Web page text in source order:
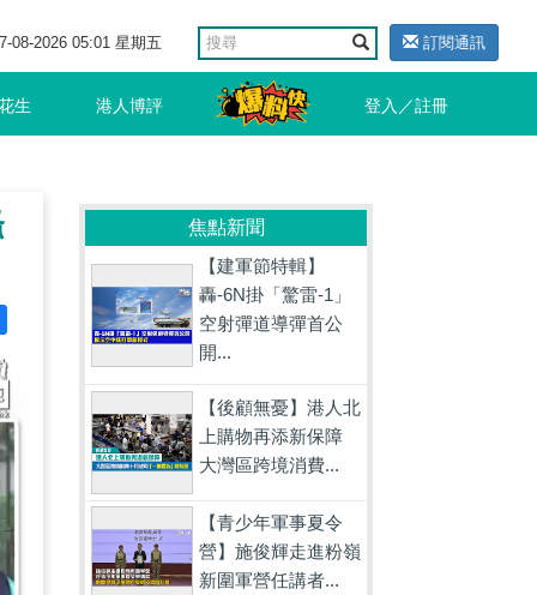
08-2026 05:01 星期五 訂閱通訊
生 港人博評 登入／註冊
焦點新聞
【建軍節特輯】
轟-6N掛「驚雷-1」
空射彈道導彈首公
開...
【後顧無憂】港人北
上購物再添新保障
大灣區跨境消費...
【青少年軍事夏令
營】施俊輝走進粉嶺
新圍軍營任講者...